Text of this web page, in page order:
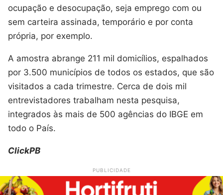
ocupação e desocupação, seja emprego com ou
sem carteira assinada, temporário e por conta
própria, por exemplo.
A amostra abrange 211 mil domicílios, espalhados
por 3.500 municípios de todos os estados, que são
visitados a cada trimestre. Cerca de dois mil
entrevistadores trabalham nesta pesquisa,
integrados às mais de 500 agências do IBGE em
todo o País.
ClickPB
PUBLICIDADE